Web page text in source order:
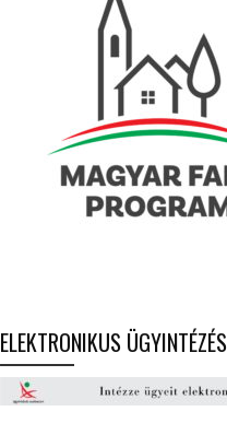
ELEKTRONIKUS ÜGYINTÉZÉS